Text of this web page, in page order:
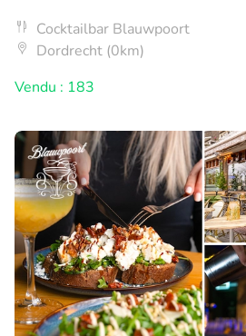
Cocktailbar Blauwpoort
Dordrecht (0km)
Vendu : 183